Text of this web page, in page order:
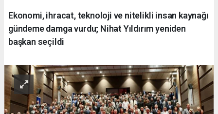
Ekonomi, ihracat, teknoloji ve nitelikli insan kaynağı
gündeme damga vurdu; Nihat Yıldırım yeniden
başkan seçildi